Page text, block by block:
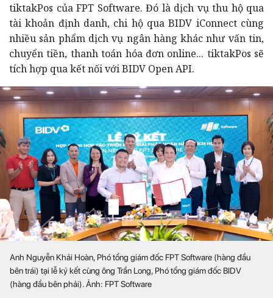
tiktakPos của FPT Software. Đó là dịch vụ thu hộ qua
tài khoản định danh, chi hộ qua BIDV iConnect cùng
nhiều sản phẩm dịch vụ ngân hàng khác như vấn tin,
chuyển tiền, thanh toán hóa đơn online... tiktakPos sẽ
tích hợp qua kết nối với BIDV Open API.
Anh Nguyễn Khải Hoàn, Phó tổng giám đốc FPT Software (hàng đầu
bên trái) tại lễ ký kết cùng ông Trần Long, Phó tổng giám đốc BIDV
(hàng đầu bên phải). Ảnh: FPT Software